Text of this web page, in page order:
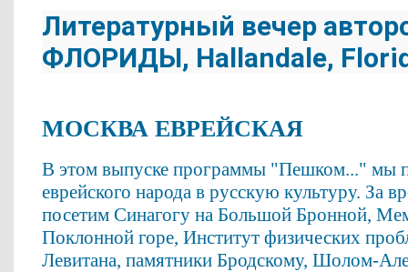
Литературный вечер
ФЛОРИДЫ, Hallandale,
МОСКВА ЕВРЕЙСКАЯ
В этом выпуске программы "Пешком..." мы
еврейского народа в русскую культуру. За
посетим Синагогу на Большой Бронной,
Поклонной горе, Институт физических
Левитана, памятники Бродскому, Шолом-